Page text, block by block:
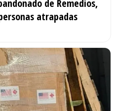
de Remedios,
atrapadas